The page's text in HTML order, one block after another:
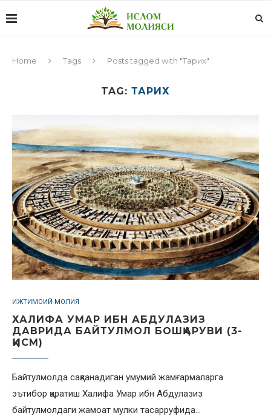
Home Tags Posts tagged with "Тарих"
TAG: ТАРИХ
ИЖТИМОИЙ МОЛИЯ
ХАЛИФА УМАР ИБН АБДУЛАЗИЗ
ДАВРИДА БАЙТУЛМОЛ БОШҚАРУВИ (3-
ҚИСМ)
Байтулмолда сақланадиган умумий жамғармаларга
эътибор қаратиш Халифа Умар ибн Абдулазиз
байтулмолдаги жамоат мулки тасарруфида…